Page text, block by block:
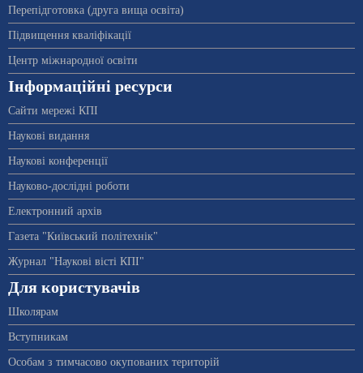
Перепідготовка (друга вища освіта)
Підвищення кваліфікації
Центр міжнародної освіти
Інформаційні ресурси
Сайти мережі КПІ
Наукові видання
Наукові конференції
Науково-дослідні роботи
Електронний архів
Газета "Київський політехнік"
Журнал "Наукові вісті КПІ"
Для користувачів
Школярам
Вступникам
Особам з тимчасово окупованих територій